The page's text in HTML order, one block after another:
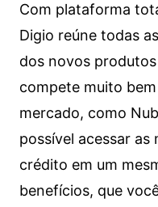
Com plataforma
Digio reúne todas
dos novos
compete muito
mercado, como
possível acessar as
crédito em um
benefícios, que